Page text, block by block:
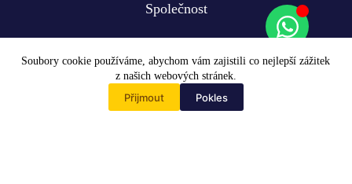
Soubory cookie používáme, abychom vám zajistili co nejlepší zážitek
z našich webových stránek.
Přijmout Pokles
Společnost
Copyright © 2009-2024 L&T COMPANY Co, Ltd. Všechna práva